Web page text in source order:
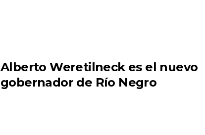
Alberto Weretilneck es el nuevo
gobernador de Río Negro